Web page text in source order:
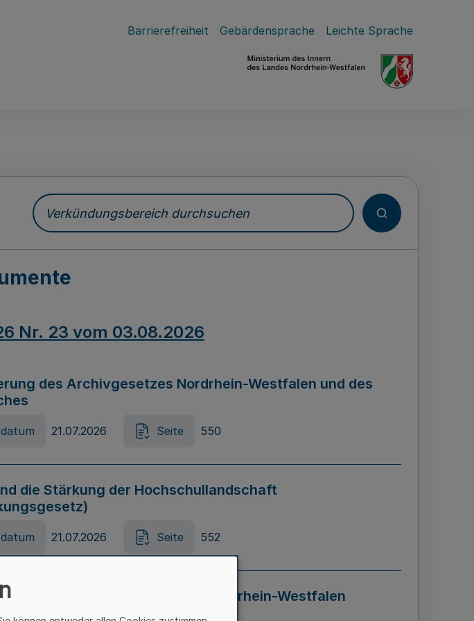
Barrierefreiheit Gebärdensprache Leichte Sprache
Verkündungsbereich durchsuchen
Nr. 23 vom 03.08.2026
des Archivgesetzes Nordrhein-Westfalen und des
21.07.2026 Seite 550
die Stärkung der Hochschullandschaft
21.07.2026 Seite 552
von Diskriminierung in Nordrhein-Westfalen
– LADG NRW)